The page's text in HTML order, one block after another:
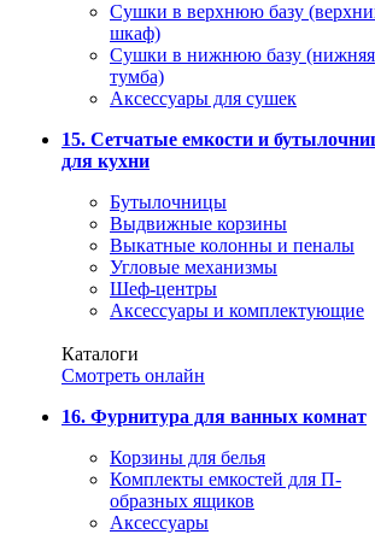
Сушки в верхнюю базу
шкаф)
Сушки в нижнюю базу (нижняя
тумба)
Аксессуары для сушек
15. Сетчатые емкости и
для кухни
Бутылочницы
Выдвижные корзины
Выкатные колонны и пеналы
Угловые механизмы
Шеф-центры
Аксессуары и комплектующие
Каталоги
Смотреть онлайн
16. Фурнитура для ванных комнат
Корзины для белья
Комплекты емкостей для П-
образных ящиков
Аксессуары